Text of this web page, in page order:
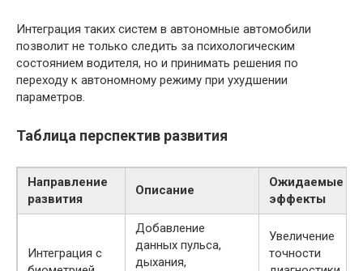
Интеграция таких систем в автономные автомобили
позволит не только следить за психологическим
состоянием водителя, но и принимать решения по
переходу к автономному режиму при ухудшении
параметров.
Таблица перспектив развития
Направление
развития
Описание
Ожидаемые
эффекты
Интеграция с
Добавление
данных пульса,
дыхания,
Увеличение
точности